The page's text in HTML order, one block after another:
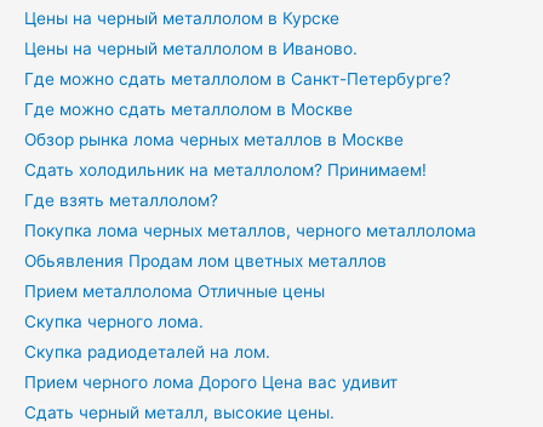
Цены на черный металлолом в Курске
Цены на черный металлолом в Иваново.
Где можно сдать металлолом в Санкт-Петербурге?
Где можно сдать металлолом в Москве
Обзор рынка лома черных металлов в Москве
Сдать холодильник на металлолом? Принимаем!
Где взять металлолом?
Покупка лома черных металлов, черного металлолома
Обьявления Продам лом цветных металлов
Прием металлолома Отличные цены
Скупка черного лома.
Скупка радиодеталей на лом.
Прием черного лома Дорого Цена вас удивит
Сдать черный металл, высокие цены.